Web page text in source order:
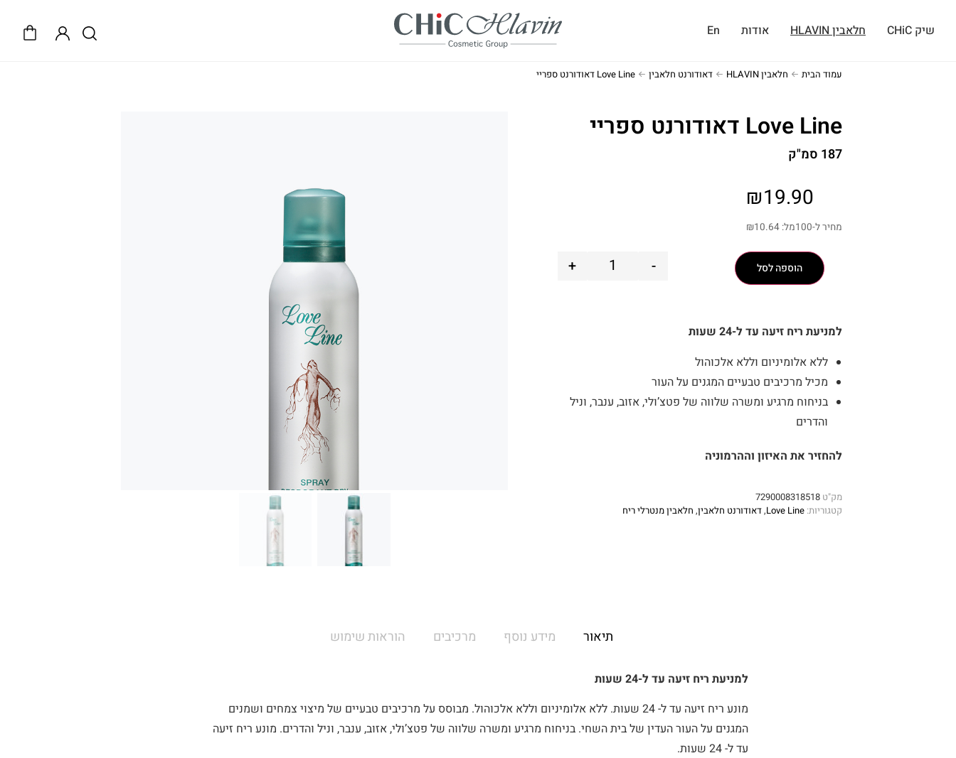
שיק CHiC חלאבין HLAVIN אודות En
עמוד הבית חלאבין HLAVIN דאודורנט חלאבין Love Line דאודורנט ספריי
Love Line דאודורנט ספריי
187 סמ"ק
₪19.90
מחיר ל-100מל: ₪10.64
-
+ הוספה לסל
למניעת ריח זיעה עד ל-24 שעות
ללא אלומיניום וללא אלכוהול
מכיל מרכיבים טבעיים המגנים על העור
בניחוח מרגיע ומשרה שלווה של פטצ’ולי, אזוב, ענבר, וניל
והדרים
להחזיר את האיזון וההרמוניה
מק"ט 7290008318518
קטגוריות: Love Line
,דאודורנט חלאבין, חלאבין מנטרלי ריח
תיאור מידע נוסף מרכיבים הוראות שימוש
למניעת ריח זיעה עד ל-24 שעות
מונע ריח זיעה עד ל- 24 שעות. ללא אלומיניום וללא אלכוהול. מבוסס על מרכיבים טבעיים של מיצוי צמחים ושמנים
המגנים על העור העדין של בית השחי. בניחוח מרגיע ומשרה שלווה של פטצ’ולי, אזוב, ענבר, וניל והדרים. מונע ריח זיעה
עד ל- 24 שעות.